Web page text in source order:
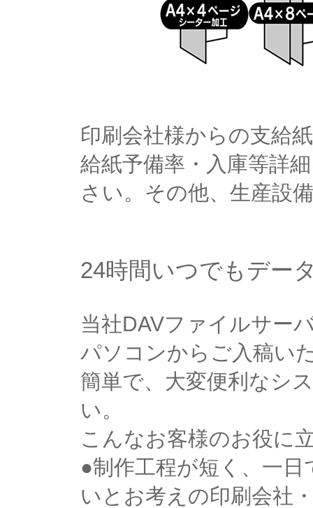
印刷会社様からの支給
給紙予備率・入庫等詳
さい。その他、生産設
24時間いつでもデー
当社DAVファイルサー
パソコンからご入稿い
簡単で、大変便利なシ
い。
こんなお客様のお役に
●制作工程が短く、一
いとお考えの印刷会社